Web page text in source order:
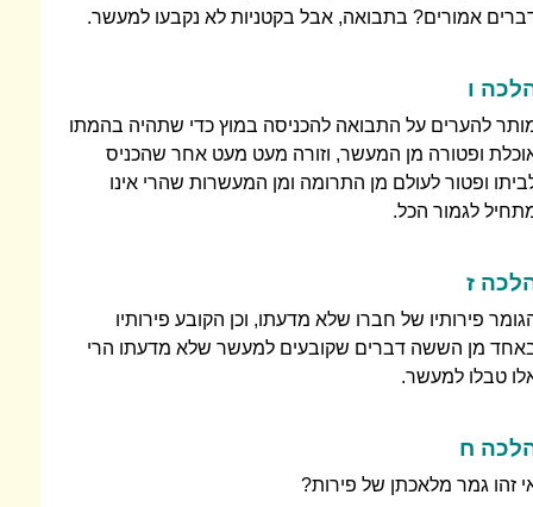
אמורים? בתבואה, אבל בקטניות לא נקבעו למעשר.
ו
להערים על התבואה להכניסה במוץ כדי שתהיה בהמתו
ופטורה מן המעשר, וזורה מעט מעט אחר שהכניס
ופטור לעולם מן התרומה ומן המעשרות שהרי אינו
לגמור הכל.
ז
פירותיו של חברו שלא מדעתו, וכן הקובע פירותיו
מן הששה דברים שקובעים למעשר שלא מדעתו הרי
טבלו למעשר.
ח
זהו גמר מלאכתן של פירות?